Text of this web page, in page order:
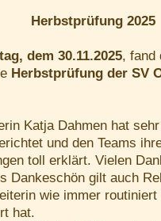
Herbstprüfung 2025
dem 30.11.2025, fand
Herbstprüfung der SV
Katja Dahmen hat
und den Teams
toll erklärt. Vielen
Dankeschön gilt auch
wie immer routiniert
hat.